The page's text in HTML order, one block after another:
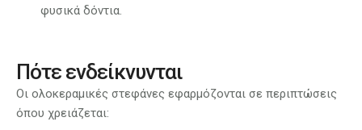
φυσικά δόντια.
Πότε ενδείκνυνται
Οι ολοκεραμικές στεφάνες εφαρμόζονται σε περιπτώσεις
όπου χρειάζεται: